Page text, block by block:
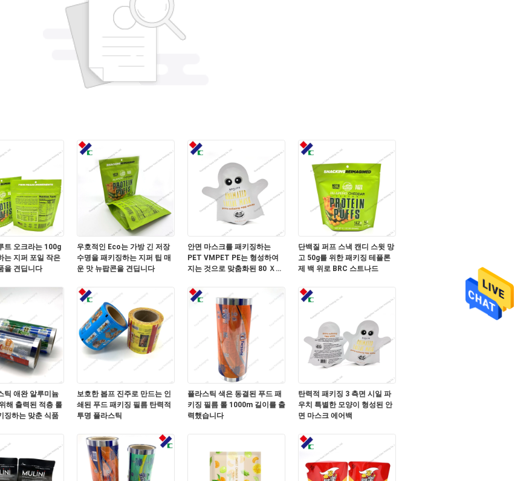
트 오크라는 100g
는 지퍼 포일 작은
을 견딥니다
우호적인 Eco는 가방 긴 저장
수명을 패키징하는 지퍼 팁 매
운 맛 뉴팝콘을 견딥니다
안면 마스크를 패키징하는
PET VMPET PE는 형성하여
지는 것으로 맞춤화된 80 Ｘ
다
단백질 퍼프 스낵 캔디 스윗 망
고 50g를 위한 패키징 테플론
제 백 위로 BRC 스트나드
틱 애완 알루미늄
해 출력된 적층 롤
징하는 맞춘 식품
보호한 봅프 진주로 만드는 인
쇄된 푸드 패키징 필름 탄력적
투명 플라스틱
플라스틱 색은 동결된 푸드 패
키징 필름 롤 1000m 길이를 출
력했습니다
탄력적 패키징 3 측면 시일 파
우치 특별한 모양이 형성된 안
면 마스크 에어백